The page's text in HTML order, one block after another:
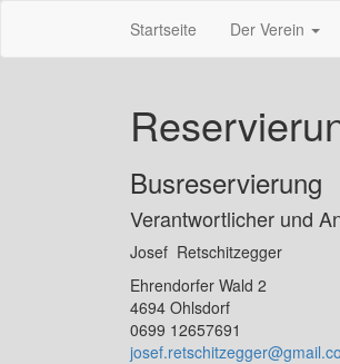
Startseite
Der Verein
Busreservierung
Verantwortlicher und
Josef Retschitzegger
Ehrendorfer Wald 2
4694 Ohlsdorf
0699 12657691